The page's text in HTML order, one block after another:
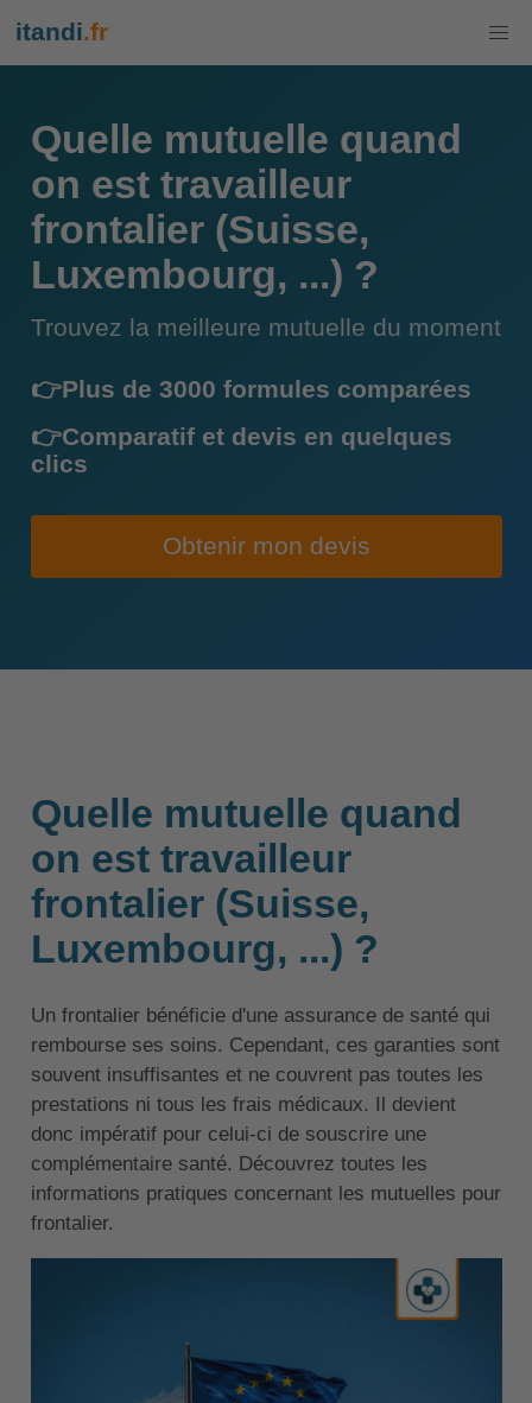
itandi.fr
Quelle mutuelle quand
on est travailleur
frontalier (Suisse,
Luxembourg, ...) ?
Trouvez la meilleure mutuelle du moment
👉Plus de 3000 formules comparées
👉Comparatif et devis en quelques
clics
Obtenir mon devis
Quelle mutuelle quand
on est travailleur
frontalier (Suisse,
Luxembourg, ...) ?
Un frontalier bénéficie d'une assurance de santé qui
rembourse ses soins. Cependant, ces garanties sont
souvent insuffisantes et ne couvrent pas toutes les
prestations ni tous les frais médicaux. Il devient
donc impératif pour celui-ci de souscrire une
complémentaire santé. Découvrez toutes les
informations pratiques concernant les mutuelles pour
frontalier.